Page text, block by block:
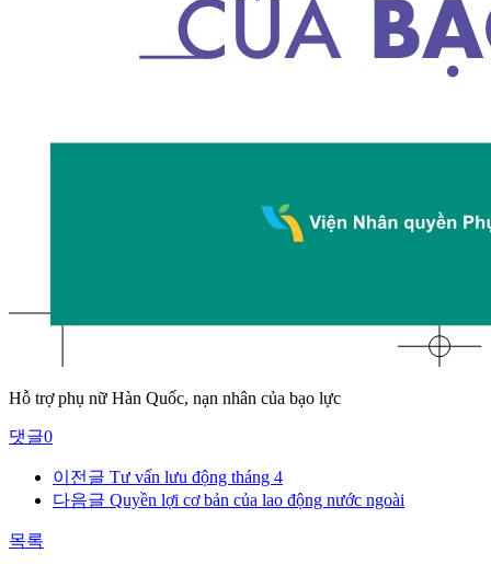
Hỗ trợ phụ nữ Hàn Quốc, nạn nhân của bạo lực
댓글0
이전글 Tư vấn lưu động tháng 4
다음글 Quyền lợi cơ bản của lao động nước ngoài
목록